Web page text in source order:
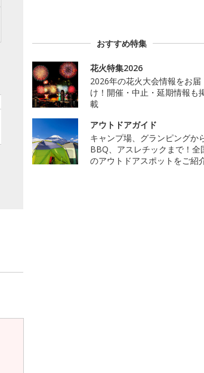
おすすめ特集
花火特集2026
2026年の花火大会情報をお届
け！開催・中止・延期情報も
載
アウトドアガイド
キャンプ場、グランピングか
BBQ、アスレチックまで！全
のアウトドアスポットをご紹